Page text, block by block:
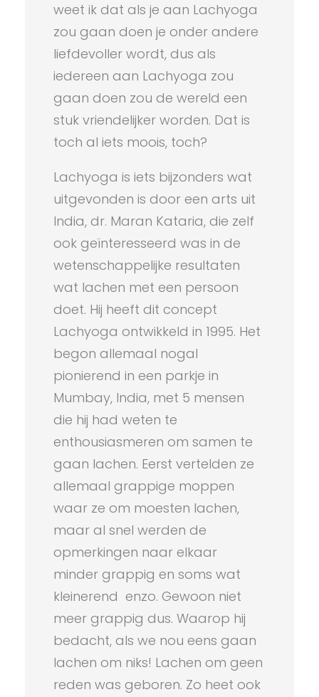
weet ik dat als je aan Lachyoga
zou gaan doen je onder andere
liefdevoller wordt, dus als
iedereen aan Lachyoga zou
gaan doen zou de wereld een
stuk vriendelijker worden. Dat is
toch al iets moois, toch?
Lachyoga is iets bijzonders wat
uitgevonden is door een arts uit
India, dr. Maran Kataria, die zelf
ook geïnteresseerd was in de
wetenschappelijke resultaten
wat lachen met een persoon
doet. Hij heeft dit concept
Lachyoga ontwikkeld in 1995. Het
begon allemaal nogal
pionierend in een parkje in
Mumbay, India, met 5 mensen
die hij had weten te
enthousiasmeren om samen te
gaan lachen. Eerst vertelden ze
allemaal grappige moppen
waar ze om moesten lachen,
maar al snel werden de
opmerkingen naar elkaar
minder grappig en soms wat
kleinerend enzo. Gewoon niet
meer grappig dus. Waarop hij
bedacht, als we nou eens gaan
lachen om niks! Lachen om geen
reden was geboren. Zo heet ook